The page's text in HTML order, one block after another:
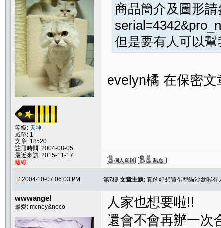
等級: 天神
威望: 1
文章: 18520
註冊時間: 2004-08-05
最近來訪: 2015-11-17
離線
商品簡介及圖形
但是要有人可以
evelyn橘 在保密
2004-10-07 06:03 PM 第7樓 文章主題: 真的好想買蛋型貓沙盆喔有
wwwangel
最愛: money&neco
人家也想要啦!!
還會不會再辦一次